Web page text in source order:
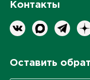
Контакты
Оставить